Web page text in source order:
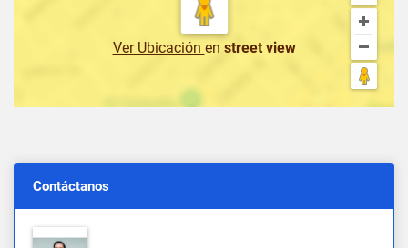
Ver Ubicación en street view
Contáctanos